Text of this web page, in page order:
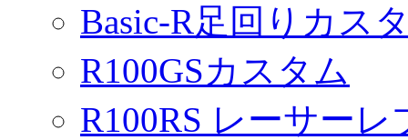
Basic-R足回りカス
R100GSカスタム
R100RS レーサー